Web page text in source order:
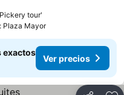
tour'
Plaza Mayor
exactos
Ver precios